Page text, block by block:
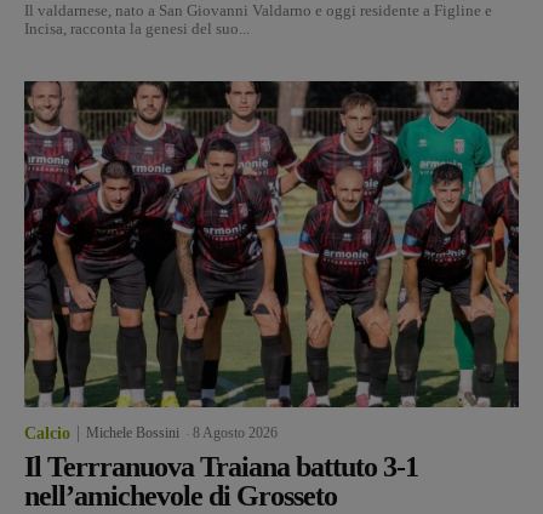
Il valdarnese, nato a San Giovanni Valdarno e oggi residente a Figline e
Incisa, racconta la genesi del suo...
Calcio Michele Bossini 8 Agosto 2026
Il Terrranuova Traiana battuto 3-1
nell’amichevole di Grosseto